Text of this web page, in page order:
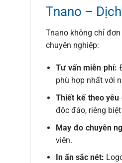
Tnano –
Tnano không chỉ
chuyên nghiệp:
Tư vấn miễn phí:
phù hợp nhất với
Thiết kế theo yêu
độc đáo, riêng
May đo chuyên
viên.
In ấn sắc nét: